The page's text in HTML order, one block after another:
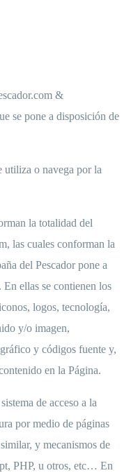
&
se pone a disposición de
utiliza o navega por la
la totalidad del
las cuales conforman la
del Pescador pone a
ellas se contienen los
logos, tecnología,
y/o imagen,
y códigos fuente y,
en la Página.
de acceso a la
por medio de páginas
y mecanismos de
PHP, u otros, etc… En